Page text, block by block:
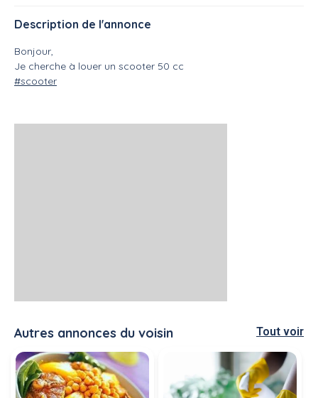
Description de l'annonce
Bonjour,
Je cherche à louer un scooter 50 cc
#scooter
Autres annonces du voisin Tout voir